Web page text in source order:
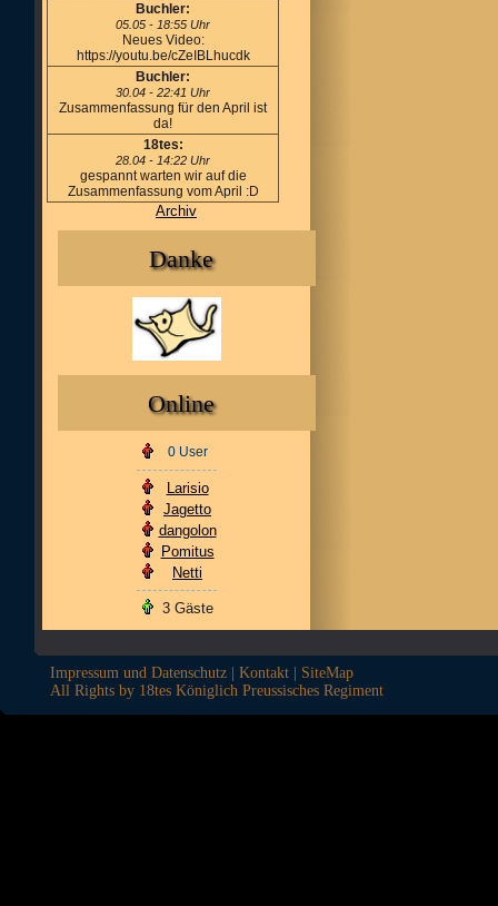
Buchler:
05.05 - 18:55 Uhr
Neues Video:
https://youtu.be/cZeIBLhucdk
Buchler:
30.04 - 22:41 Uhr
Zusammenfassung für den April ist
da!
18tes:
28.04 - 14:22 Uhr
gespannt warten wir auf die
Zusammenfassung vom April :D
Archiv
Danke
Online
0 User
Larisio
Jagetto
dangolon
Pomitus
Netti
3 Gäste
Impressum und Datenschutz Kontakt
SiteMap
All Rights by 18tes Königlich Preussisches Regiment